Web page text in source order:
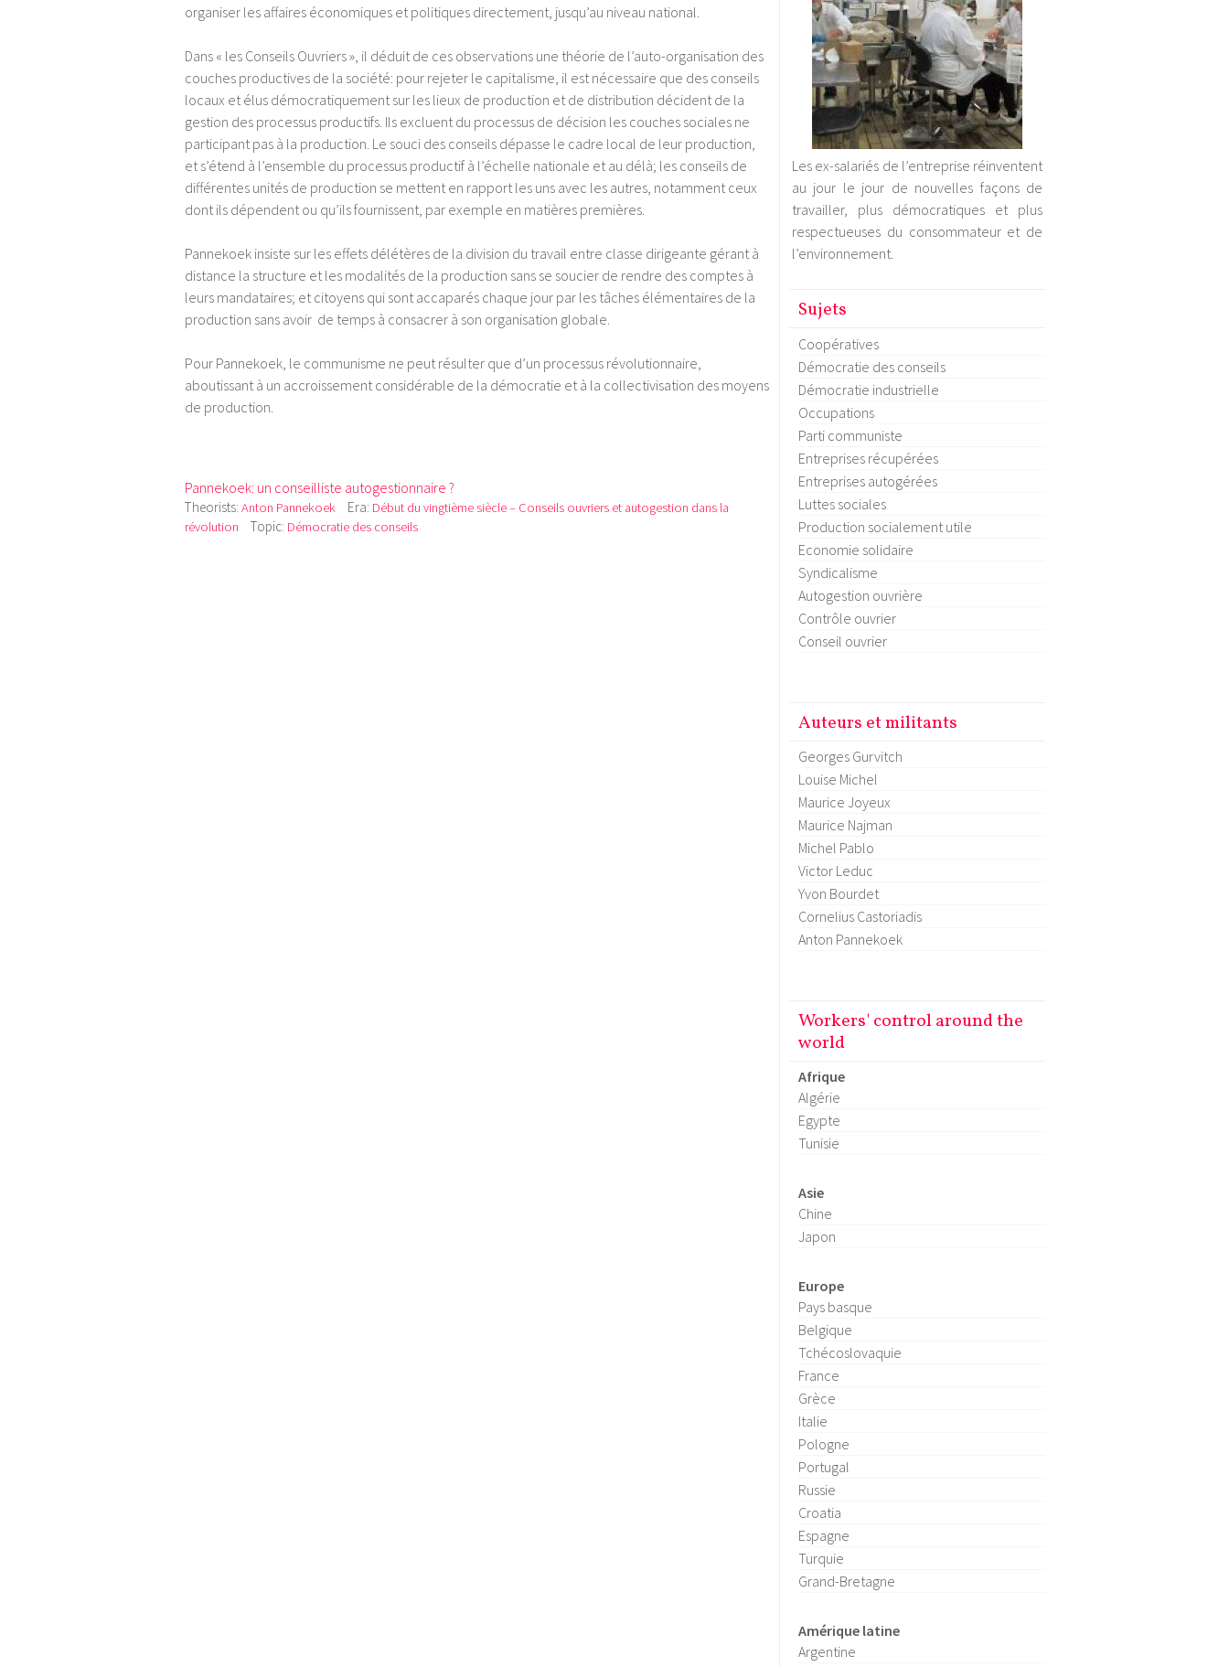
organiser les affaires économiques et politiques directement, jusqu’au niveau national.
Dans « les Conseils Ouvriers », il déduit de ces observations une théorie de l’auto-organisation des
couches productives de la société: pour rejeter le capitalisme, il est nécessaire que des conseils
locaux et élus démocratiquement sur les lieux de production et de distribution décident de la
gestion des processus productifs. Ils excluent du processus de décision les couches sociales ne
participant pas à la production. Le souci des conseils dépasse le cadre local de leur production,
et s’étend à l’ensemble du processus productif à l’échelle nationale et au délà; les conseils de
différentes unités de production se mettent en rapport les uns avec les autres, notamment ceux
dont ils dépendent ou qu’ils fournissent, par exemple en matières premières.
Pannekoek insiste sur les effets délétères de la division du travail entre classe dirigeante gérant à
distance la structure et les modalités de la production sans se soucier de rendre des comptes à
leurs mandataires; et citoyens qui sont accaparés chaque jour par les tâches élémentaires de la
production sans avoir de temps à consacrer à son organisation globale.
Pour Pannekoek, le communisme ne peut résulter que d’un processus révolutionnaire,
aboutissant à un accroissement considérable de la démocratie et à la collectivisation des moyens
de production.
Pannekoek: un conseilliste autogestionnaire ?
Theorists: Anton Pannekoek Era: Début du vingtième siècle – Conseils ouvriers et autogestion dans la
révolution
Topic: Démocratie des conseils
Les ex-salariés de l’entreprise réinventent
au jour le jour de nouvelles façons de
travailler, plus démocratiques et plus
respectueuses du consommateur et de
l’environnement.
Sujets
Coopératives
Démocratie des conseils
Démocratie industrielle
Occupations
Parti communiste
Entreprises récupérées
Entreprises autogérées
Luttes sociales
Production socialement utile
Economie solidaire
Syndicalisme
Autogestion ouvrière
Contrôle ouvrier
Conseil ouvrier
Auteurs et militants
Georges Gurvitch
Louise Michel
Maurice Joyeux
Maurice Najman
Michel Pablo
Victor Leduc
Yvon Bourdet
Cornelius Castoriadis
Anton Pannekoek
Workers' control around the
world
Afrique
Algérie
Egypte
Tunisie
Asie
Chine
Japon
Europe
Pays basque
Belgique
Tchécoslovaquie
France
Grèce
Italie
Pologne
Portugal
Russie
Croatia
Espagne
Turquie
Grand-Bretagne
Amérique latine
Argentine